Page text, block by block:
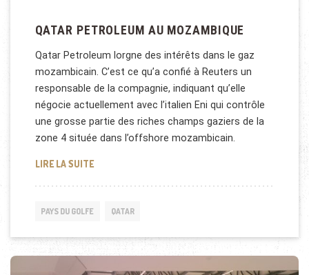
QATAR PETROLEUM AU MOZAMBIQUE
Qatar Petroleum lorgne des intérêts dans le gaz
mozambicain. C’est ce qu’a confié à Reuters un
responsable de la compagnie, indiquant qu’elle
négocie actuellement avec l’italien Eni qui contrôle
une grosse partie des riches champs gaziers de la
zone 4 située dans l’offshore mozambicain.
LIRE LA SUITEQATAR PETROLEUM AU MOZAMBIQUE
PAYS DU GOLFE QATAR